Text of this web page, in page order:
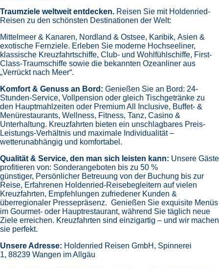
Traumziele weltweit entdecken. Reisen Sie mit Holdenried-
Reisen zu den schönsten Destinationen der Welt:
Mittelmeer & Kanaren, Nordland & Ostsee, Karibik, Asien &
exotische Fernziele. Erleben Sie moderne Hochseeliner,
klassische Kreuzfahrtschiffe, Club- und Wohlfühlschiffe, First-
Class-Traumschiffe sowie die bekannten Ozeanliner aus
„Verrückt nach Meer“.
Komfort & Genuss an Bord: Genießen Sie an Bord: 24-
Stunden-Service, Vollpension oder gleich Tischgetränke zu
den Hauptmahlzeiten oder Premium All Inclusive, Buffet- &
Menürestaurants, Wellness, Fitness, Tanz, Casino &
Unterhaltung. Kreuzfahrten bieten ein unschlagbares Preis-
Leistungs-Verhältnis und maximale Individualität –
wetterunabhängig und komfortabel.
Qualität & Service, den man sich leisten kann: Unsere Gäste
profitieren von: Sonderangeboten bis zu 50 %
günstiger, Persönlicher Betreuung von der Buchung bis zur
Reise, Erfahrenen Holdenried-Reisebegleitern auf vielen
Kreuzfahrten, Empfehlungen zufriedener Kunden &
überregionaler Pressepräsenz. Genießen Sie exquisite Menüs
im Gourmet- oder Hauptrestaurant, während Sie täglich neue
Ziele erreichen. Kreuzfahrten sind einzigartig – und wir machen
sie perfekt.
Unsere Adresse: Holdenried Reisen GmbH, Spinnerei
1, 88239 Wangen im Allgäu